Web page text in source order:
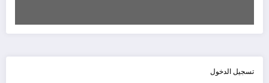
تسجيل الدخول